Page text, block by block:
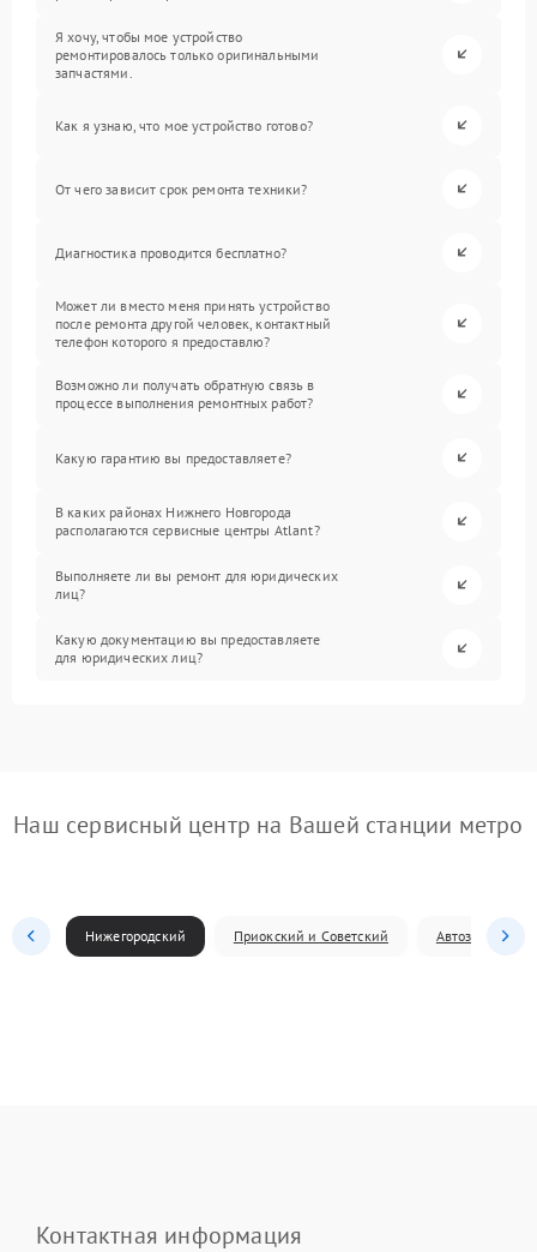
Я хочу, чтобы мое устройство
ремонтировалось только оригинальными
запчастями.
Как я узнаю, что мое устройство готово?
От чего зависит срок ремонта техники?
Диагностика проводится бесплатно?
Может ли вместо меня принять устройство
после ремонта другой человек, контактный
телефон которого я предоставлю?
Возможно ли получать обратную связь в
процессе выполнения ремонтных работ?
Какую гарантию вы предоставляете?
В каких районах Нижнего Новгорода
располагаются сервисные центры Atlant?
Выполняете ли вы ремонт для юридических
лиц?
Какую документацию вы предоставляете
для юридических лиц?
Наш сервисный центр на Вашей станции метро
Нижегородский Приокский и Советский Автозаводский
Контактная информация